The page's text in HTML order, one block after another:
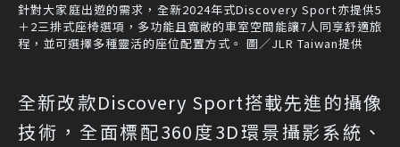
針對大家庭出遊的需求，全新2024年式Discovery Sport亦提供5
＋2三排式座椅選項，多功能且寬敞的車室空間能讓7人同享舒適旅
程，並可選擇多種靈活的座位配置方式。 圖／JLR Taiwan提供
全新改款Discovery Sport搭載先進的攝像
技術，全面標配360度3D環景攝影系統、